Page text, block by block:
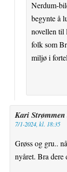
Nerdum-
begynte å
novellen til
folk som
miljø i
Kari Strømmen
7/1-2024, kl. 18:35
Grøss og gru..
nyåret. Bra dere